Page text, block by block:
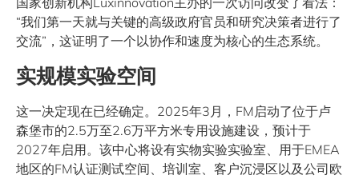
“我们第一天就与关键的高级政府官员和研究决策者进行了
交流”，这证明了一个以协作和速度为核心的生态系统。
实规模实验空间
这一决定现在已经确定。2025年3月，FM启动了位于卢
森堡市的2.5万至2.6万平方米专用设施建设，预计于
2027年启用。该中心将设有实物实验实验室、用于EMEA
地区的FM认证测试空间、培训室、客户沉浸区以及公司欧